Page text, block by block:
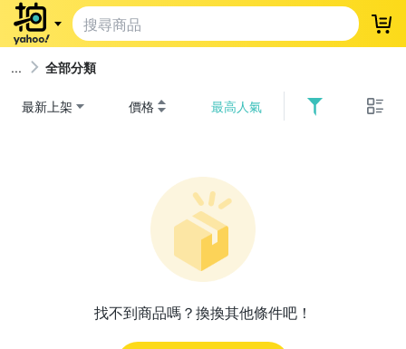
登
全部分類
最新上架 價格 最高人氣
找不到商品嗎？換換其他條件吧！